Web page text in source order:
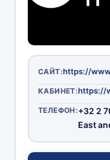
САЙТ:
КАБИНЕТ:
ТЕЛЕФОН:+32 2
East